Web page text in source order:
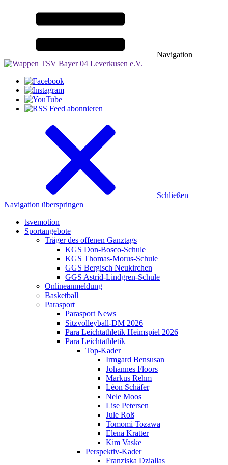
Navigation
Schließen
Navigation überspringen
tsvemotion
Sportangebote
Träger des offenen Ganztags
KGS Don-Bosco-Schule
KGS Thomas-Morus-Schule
GGS Bergisch Neukirchen
GGS Astrid-Lindgren-Schule
Onlineanmeldung
Basketball
Parasport
Parasport News
Sitzvolleyball-DM 2026
Para Leichtathletik Heimspiel 2026
Para Leichtathletik
Top-Kader
Irmgard Bensusan
Johannes Floors
Markus Rehm
Léon Schäfer
Nele Moos
Lise Petersen
Jule Roß
Tomomi Tozawa
Elena Kratter
Kim Vaske
Perspektiv-Kader
Franziska Dziallas